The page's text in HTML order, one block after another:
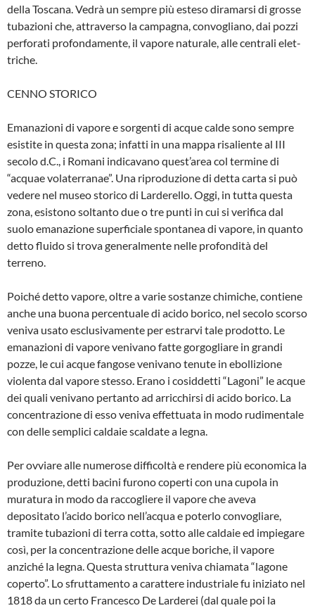
della Toscana. Vedrà un sempre più esteso diramarsi di grosse
tubazioni che, attraverso la campagna, convogliano, dai pozzi
perforati profonda­mente, il vapore naturale, alle centrali elet­
triche.
CENNO STORICO
Emanazioni di vapore e sorgenti di acque calde sono sempre
esistite in questa zona; infatti in una mappa risaliente al III
secolo d.C., i Romani indicavano quest’area col termine di
“acquae volaterranae”. Una ri­produzione di detta carta si può
vedere nel museo storico di Larderello. Oggi, in tutta questa
zona, esistono soltanto due o tre punti in cui si verifica dal
suolo emanazio­ne superficiale spontanea di vapore, in quanto
detto fluido si trova generalmente nelle profondità del
terreno.
Poiché detto vapore, oltre a varie sostanze chimiche, contiene
anche una buona per­centuale di acido borico, nel secolo scorso
veniva usato esclusivamente per estrarvi tale prodotto. Le
emanazioni di vapore venivano fatte gorgogliare in grandi
pozze, le cui acque fangose venivano tenute in ebollizione
violenta dal vapore stesso. Era­no i cosiddetti “Lagoni” le acque
dei quali venivano pertanto ad arricchirsi di acido borico. La
concentrazione di esso veniva effettuata in modo rudimentale
con delle semplici caldaie scaldate a legna.
Per ovviare alle numerose difficoltà e ren­dere più economica la
produzione, detti bacini furono coperti con una cupola in
muratura in modo da raccogliere il vapore che aveva
depositato l’acido borico nel­l’acqua e poterlo convogliare,
tramite tu­bazioni di terra cotta, sotto alle caldaie ed impiegare
così, per la concentrazione del­le acque boriche, il vapore
anziché la le­gna. Questa struttura veniva chiamata “la­gone
coperto”. Lo sfruttamento a carattere industriale fu iniziato nel
1818 da un certo Francesco De Larderei (dal quale poi la